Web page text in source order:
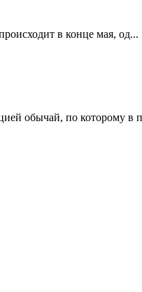
в конце мая, од...
обычай, по которому в